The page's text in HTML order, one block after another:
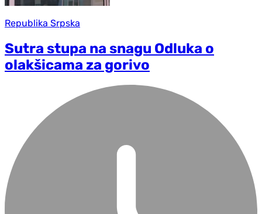
Republika Srpska
Sutra stupa na snagu Odluka o
olakšicama za gorivo